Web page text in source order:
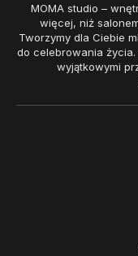
MOMA studio –
więcej, niż
Tworzymy dla Ciebie
do celebrowania życia.
wyjątkowymi